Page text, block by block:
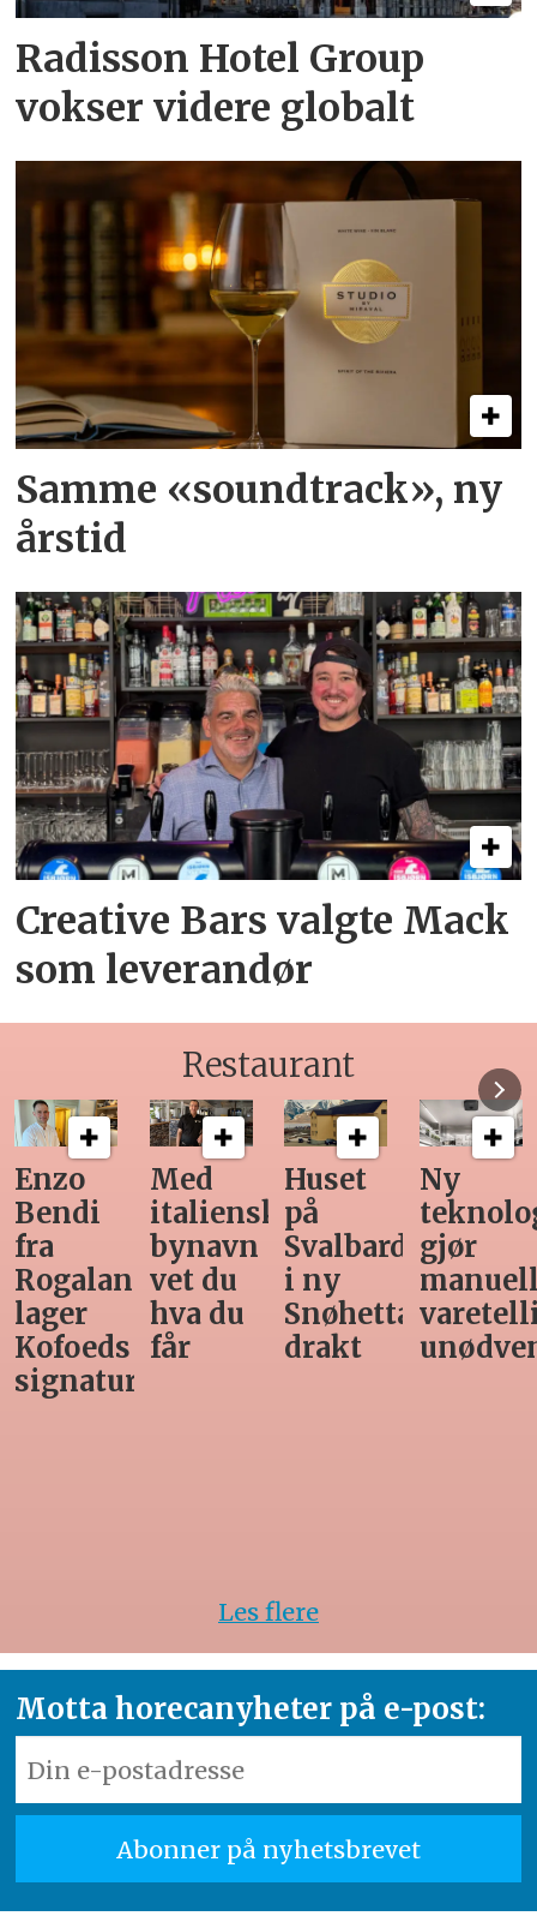
Radisson Hotel Group
vokser videre globalt
Samme «soundtrack», ny
årstid
Creative Bars valgte Mack
som leverandør
Restaurant
Enzo
Bendi
fra
Rogaland
lager
Kofoeds
signaturrett
Med
italiensk
bynavn
vet du
hva du
får
Huset
på
Svalbard
i ny
Snøhetta-
drakt
Ny
gjør
Les flere
Motta horecanyheter på e-post: